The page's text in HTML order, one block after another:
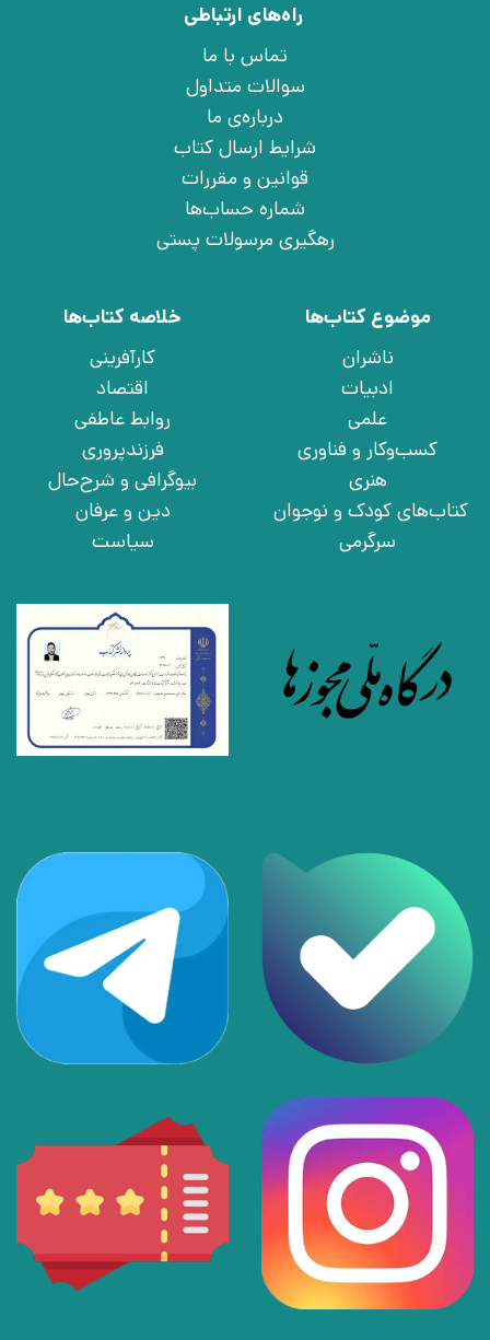
راه‌های ارتباطی
تماس با ما
سوالات متداول
درباره‌ی ما
شرایط ارسال کتاب
قوانین و مقررات
شماره حساب‌ها
رهگیری مرسولات پستی
موضوع کتاب‌ها
ناشران
ادبیات
علمی
کسب‌وکار و فناوری
هنری
کتاب‌های کودک و نوجوان
سرگرمی
خلاصه کتاب‌ها
کارآفرینی
اقتصاد
روابط عاطفی
فرزندپروری
بیوگرافی و شرح‌حال
دین و عرفان
سیاست